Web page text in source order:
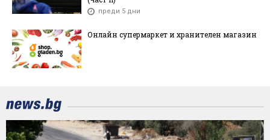
преди 5 дни
Онлайн супермаркет и хранителен магазин